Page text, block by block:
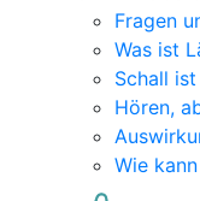
Fragen
Was ist
Schall
Hören,
Wie